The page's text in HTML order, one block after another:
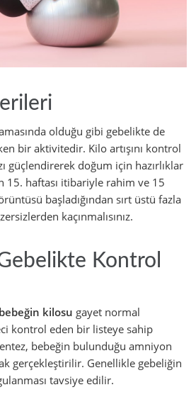
olduğu gibi gebelikte de
bir aktivitedir. Kilo artışını kontrol
güçlendirerek doğum için hazırlıklar
15. haftası itibariyle rahim ve 15
başladığından sırt üstü fazla
kaçınmalısınız.
Kontrol
kilosu gayet normal
kontrol eden bir listeye sahip
bebeğin bulunduğu amniyon
gerçekleştirilir. Genellikle gebeliğin
tavsiye edilir.